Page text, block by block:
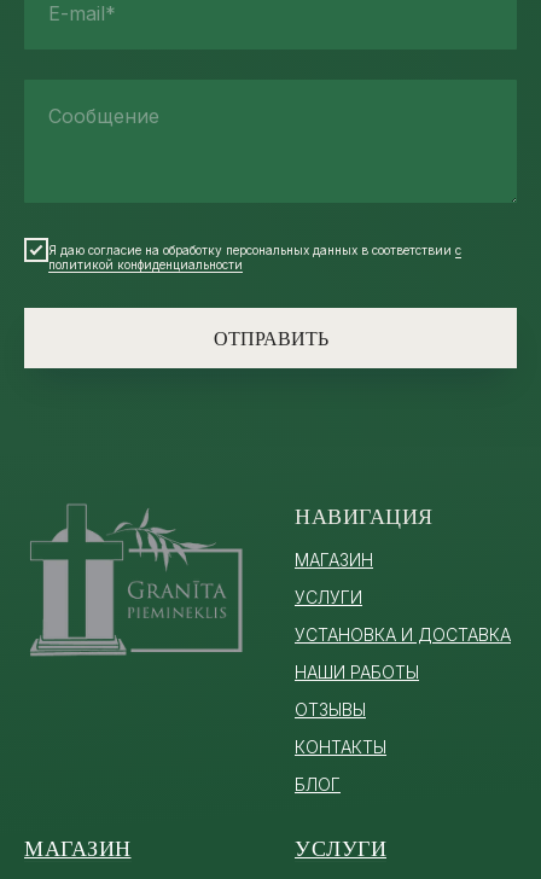
E-mail*
Сообщение
Я даю согласие на обработку персональных данных в соответствии с
политикой конфиденциальности
ОТПРАВИТЬ
НАВИГАЦИЯ
МАГАЗИН
УСЛУГИ
УСТАНОВКА И ДОСТАВКА
НАШИ РАБОТЫ
ОТЗЫВЫ
КОНТАКТЫ
БЛОГ
МАГАЗИН УСЛУГИ